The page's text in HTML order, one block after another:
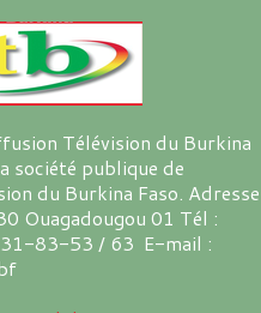
Télévision du Burkina
société publique de
du Burkina Faso. Adresse
Ouagadougou 01 Tél :
83-53 / 63 E-mail :